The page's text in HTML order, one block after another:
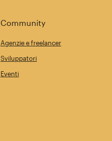
Community
Agenzie e freelancer
Sviluppatori
Eventi